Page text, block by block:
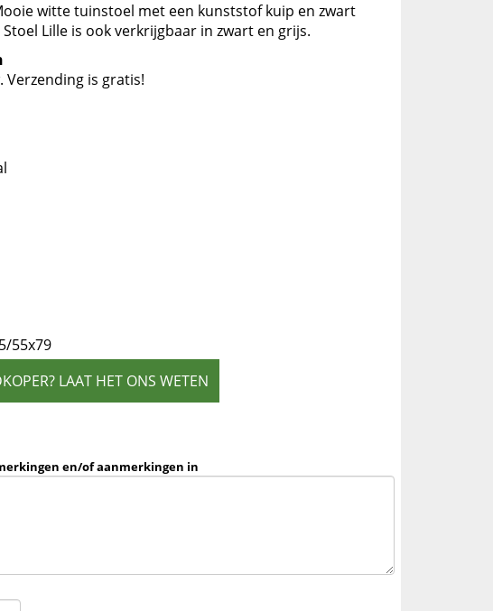
witte tuinstoel met een kunststof kuip en zwart
Lille is ook verkrijgbaar in zwart en grijs.
Verzending is gratis!
55x79
LAAT HET ONS WETEN
en/of aanmerkingen in